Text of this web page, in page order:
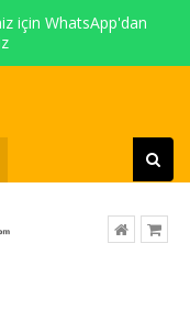
için WhatsApp'dan